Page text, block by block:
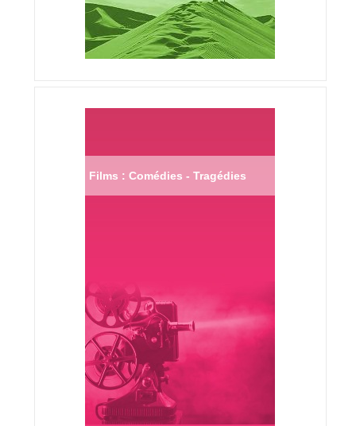
Films : Comédies - Tragédies